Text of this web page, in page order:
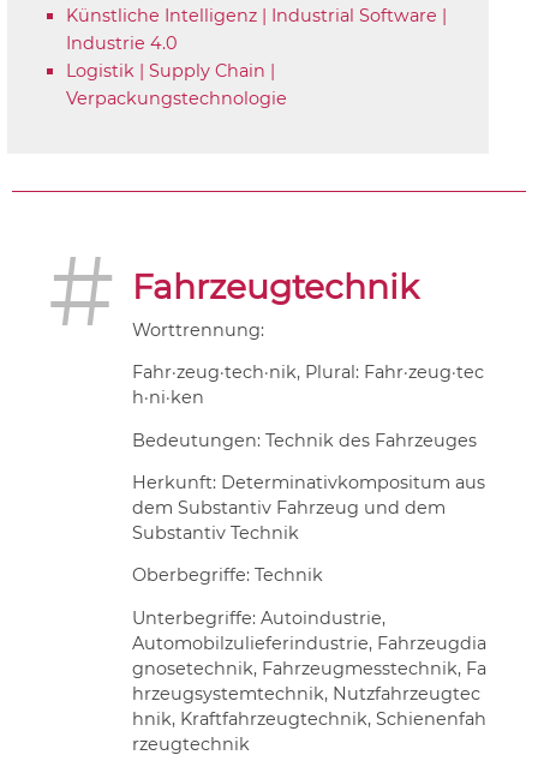
Künstliche Intelligenz | Industrial Software |
Industrie 4.0
Logistik | Supply Chain |
Verpackungstechnologie
# Fahrzeugtechnik
Worttrennung:
Fahr·zeug·tech·nik, Plural: Fahr·zeug·tec
h·ni·ken
Bedeutungen: Technik des Fahrzeuges
Herkunft: Determinativkompositum aus
dem Substantiv Fahrzeug und dem
Substantiv Technik
Oberbegriffe: Technik
Unterbegriffe: Autoindustrie,
Automobilzulieferindustrie, Fahrzeugdia
gnosetechnik, Fahrzeugmesstechnik, Fa
hrzeugsystemtechnik, Nutzfahrzeugtec
hnik, Kraftfahrzeugtechnik, Schienenfah
rzeugtechnik